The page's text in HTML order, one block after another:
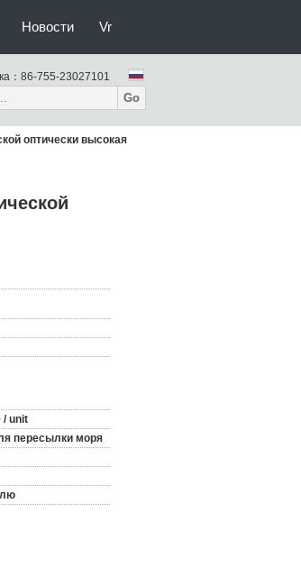
Новости Vr
： 86-755-23027101
Go
оптически высокая
/ unit
пересылки моря